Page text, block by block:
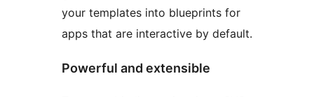
your templates into blueprints for
apps that are interactive by default.
Powerful and extensible